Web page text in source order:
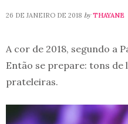
26 DE JANEIRO DE 2018 by THAYANE
A cor de 2018, segundo a
Então se prepare: tons de
prateleiras.